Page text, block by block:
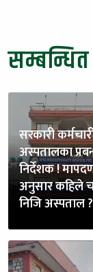
सरकारी
अस्पतालका
निर्देशक !
अनुसार कहिले
निजि अस्पताल ?